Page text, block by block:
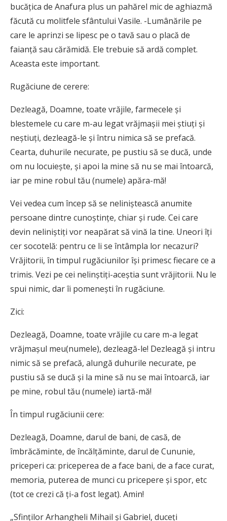
bucățica de Anafura plus un pahărel mic de aghiazmă
făcută cu molitfele sfântului Vasile. -Lumânările pe
care le aprinzi se lipesc pe o tavă sau o placă de
faianță sau cărămidă. Ele trebuie să ardă complet.
Aceasta este important.
Rugăciune de cerere:
Dezleagă, Doamne, toate vrăjile, farmecele și
blestemele cu care m-au legat vrăjmașii mei știuți și
neștiuți, dezleagă-le și întru nimica să se prefacă.
Cearta, duhurile necurate, pe pustiu să se ducă, unde
om nu locuiește, și apoi la mine să nu se mai întoarcă,
iar pe mine robul tău (numele) apăra-mă!
Vei vedea cum încep să se neliniștească anumite
persoane dintre cunoștințe, chiar și rude. Cei care
devin neliniștiți vor neapărat să vină la tine. Uneori îți
cer socotelă: pentru ce li se întâmpla lor necazuri?
Vrăjitorii, în timpul rugăciunilor își primesc fiecare ce a
trimis. Vezi pe cei nelinștiți-aceștia sunt vrăjitorii. Nu le
spui nimic, dar îi pomenești în rugăciune.
Zici:
Dezleagă, Doamne, toate vrăjile cu care m-a legat
vrăjmașul meu(numele), dezleagă-le! Dezleagă și intru
nimic să se prefacă, alungă duhurile necurate, pe
pustiu să se ducă și la mine să nu se mai întoarcă, iar
pe mine, robul tău (numele) iartă-mă!
În timpul rugăciunii cere:
Dezleagă, Doamne, darul de bani, de casă, de
îmbrăcăminte, de încălțăminte, darul de Cununie,
priceperi ca: priceperea de a face bani, de a face curat,
memoria, puterea de munci cu pricepere și spor, etc
(tot ce crezi că ți-a fost legat). Amin!
„Sfinților Arhangheli Mihail și Gabriel, duceți